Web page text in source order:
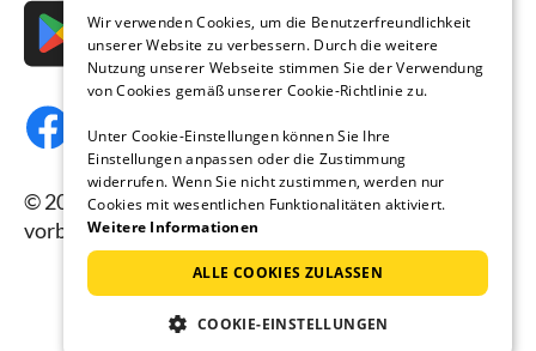
© 2026 Ferienhausmiete.de, alle Rechte
vorbehalten.
Wir verwenden Cookies, um die Benutzerfreundlichkeit
unserer Website zu verbessern. Durch die weitere
Nutzung unserer Webseite stimmen Sie der Verwendung
von Cookies gemäß unserer Cookie-Richtlinie zu.
Unter Cookie-Einstellungen können Sie Ihre
Einstellungen anpassen oder die Zustimmung
widerrufen. Wenn Sie nicht zustimmen, werden nur
Cookies mit wesentlichen Funktionalitäten aktiviert.
Weitere Informationen
ALLE COOKIES ZULASSEN
COOKIE-EINSTELLUNGEN